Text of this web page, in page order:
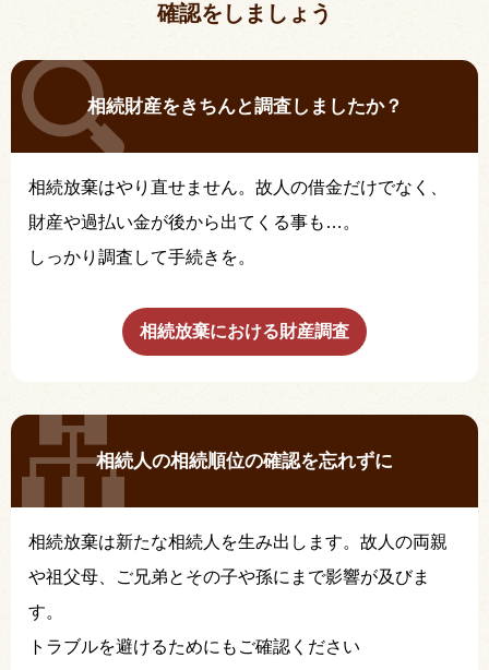
確認をしましょう
相続財産をきちんと調査しましたか？
相続放棄はやり直せません。故人の借金だけでなく、
財産や過払い金が後から出てくる事も…。
しっかり調査して手続きを。
相続放棄における財産調査
相続人の相続順位の確認を忘れずに
相続放棄は新たな相続人を生み出します。故人の両親
や祖父母、ご兄弟とその子や孫にまで影響が及びま
す。
トラブルを避けるためにもご確認ください